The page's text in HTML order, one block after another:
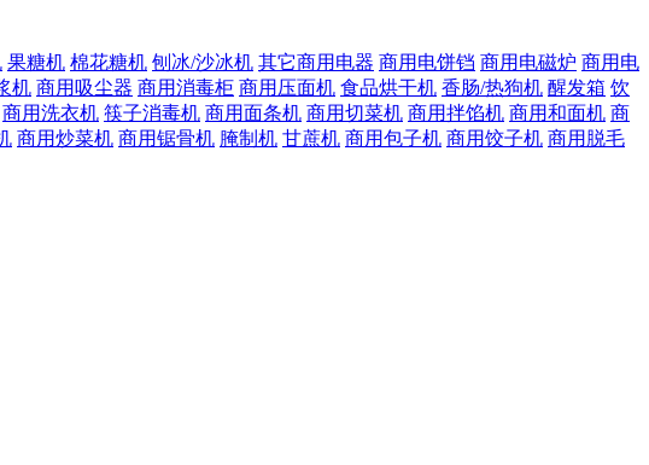
果糖机 棉花糖机 刨冰/沙冰机 其它商用电器 商用电饼铛 商用电磁炉 商用电
机 商用吸尘器 商用消毒柜 商用压面机 食品烘干机 香肠/热狗机 醒发箱 饮
商用洗衣机 筷子消毒机 商用面条机 商用切菜机 商用拌馅机 商用和面机 商
商用炒菜机 商用锯骨机 腌制机 甘蔗机 商用包子机 商用饺子机 商用脱毛